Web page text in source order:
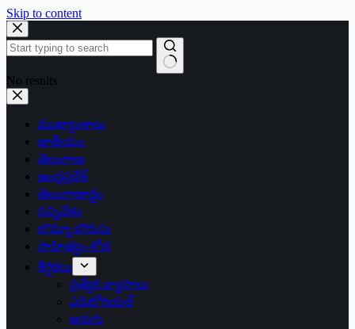
Skip to content
No results
ముఖ్యాంశాలు
జాతీయం
తెలంగాణ
ఆంధ్రప్రదేశ్
తెలంగాణార్థం
సన్నివేశం
బొమ్మా బొరుసు
సాహిత్యం-శోభ
శీర్షికలు
ప్రత్యేక వ్యాసాలు
ఎడిటోరియల్
అరుగు